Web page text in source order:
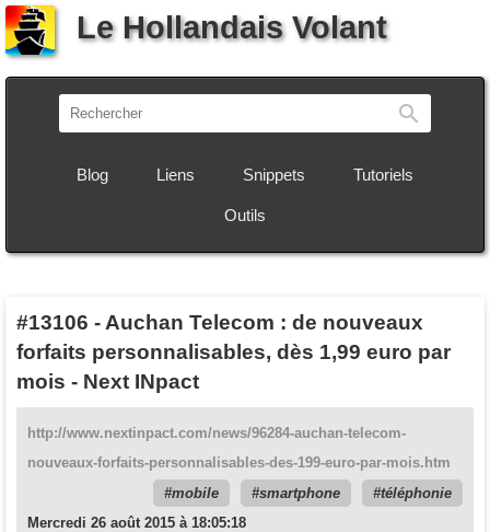
Le Hollandais Volant
Blog Liens Snippets Tutoriels
Outils
#13106 - Auchan Telecom : de nouveaux
forfaits personnalisables, dès 1,99 euro par
mois - Next INpact
http://www.nextinpact.com/news/96284-auchan-telecom-
nouveaux-forfaits-personnalisables-des-199-euro-par-mois.htm
mobile
smartphone
téléphonie
Mercredi 26 août 2015 à 18:05:18